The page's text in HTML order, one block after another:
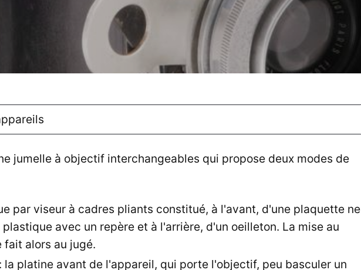
jumelle à objectif interchangeables qui propose deux modes de
par viseur à cadres pliants constitué, à l'avant, d'une plaquette ne
avec un repère et à l'arrière, d'un oeilleton. La mise au
fait alors au jugé.
la platine avant de l'appareil, qui porte l'objectif, peu basculer un